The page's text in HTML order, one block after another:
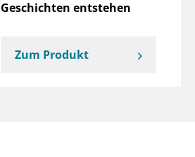
Geschichten entstehen
Zum Produkt